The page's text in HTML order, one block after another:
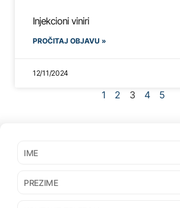
Injekcioni viniri
PROČITAJ OBJAVU »
12/11/2024
1 2 3 4 5